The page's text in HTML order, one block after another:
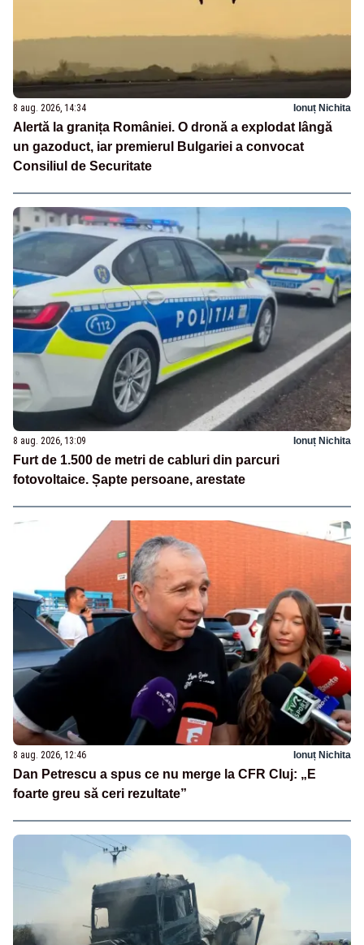
8 aug. 2026, 14:34 Ionuț Nichita
Alertă la granița României. O dronă a explodat lângă
un gazoduct, iar premierul Bulgariei a convocat
Consiliul de Securitate
8 aug. 2026, 13:09 Ionuț Nichita
Furt de 1.500 de metri de cabluri din parcuri
fotovoltaice. Șapte persoane, arestate
8 aug. 2026, 12:46 Ionuț Nichita
Dan Petrescu a spus ce nu merge la CFR Cluj: „E
foarte greu să ceri rezultate”